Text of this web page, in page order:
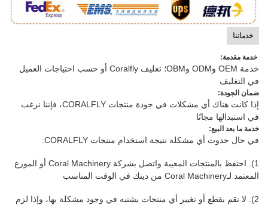
خدماتنا
خدمة مقدمة:
خدمة OEM وODM وOBM؛ تغليف Coralfly أو حسب احتياجات العميل
في التغليف
ضمان الجودة:
إذا كانت هناك أي مشكلات في جودة منتجات CORALFLY، فإننا نرغب
في استبدالها مجانًا
خدمة ما بعد البيع:
في حال حدوث أي مشكلة نتيجة استخدام منتجات CORALFLY:
1). احتفظ بالمنتجات المعيبة واتصل بشركة Coral Machinery أو الموزع
المعتمد لـCoral Machinery
من دينك في الوقت المناسب
2). لا تقم بقطع أو تغيير أي منتجات يشتبه في وجود مشكلة بها، وإذا لزم